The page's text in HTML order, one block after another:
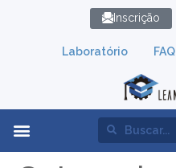
Laboratório FAQ
Inscrição